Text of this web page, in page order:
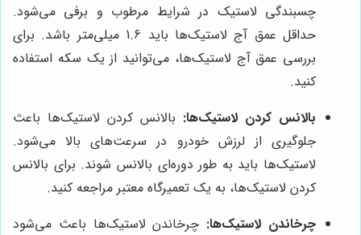
چسبندگی لاستیک در شرایط مرطوب و برفی می‌شود.
حداقل عمق آج لاستیک‌ها باید 1.6 میلی‌متر باشد. برای
بررسی عمق آج لاستیک‌ها، می‌توانید از یک سکه استفاده
کنید.
بالانس کردن لاستیک‌ها: بالانس کردن لاستیک‌ها باعث
جلوگیری از لرزش خودرو در سرعت‌های بالا می‌شود.
لاستیک‌ها باید به طور دوره‌ای بالانس شوند. برای بالانس
کردن لاستیک‌ها، به یک تعمیرگاه معتبر مراجعه کنید.
چرخاندن لاستیک‌ها: چرخاندن لاستیک‌ها باعث می‌شود